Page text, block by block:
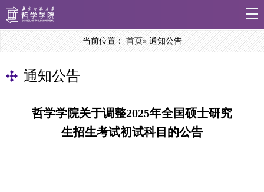
当前位置：首页» 通知公告
通知公告
哲学学院关于调整2025年全国硕士研究
生招生考试初试科目的公告